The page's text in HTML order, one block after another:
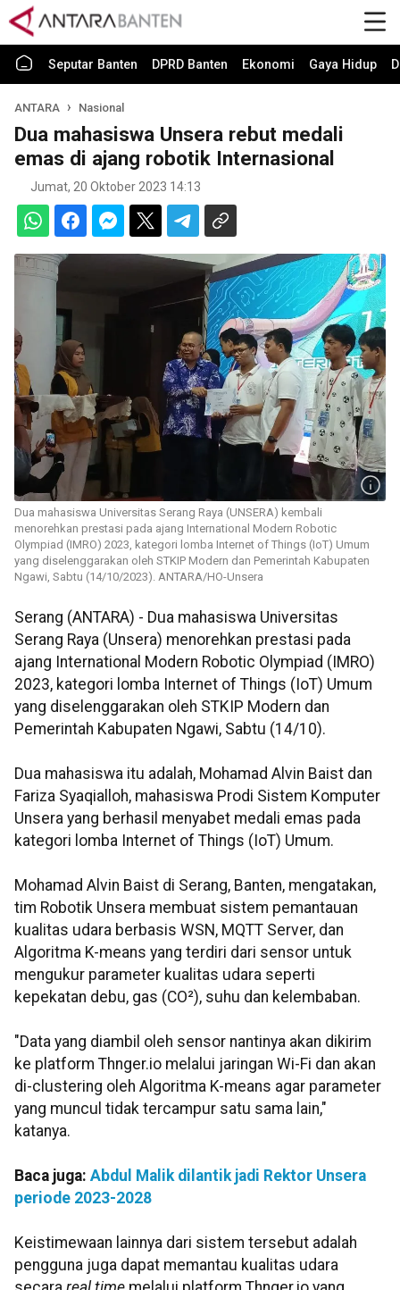
Seputar Banten DPRD Banten Ekonomi Gaya Hidup
ANTARA Nasional
Dua mahasiswa Unsera rebut medali
emas di ajang robotik Internasional
Jumat, 20 Oktober 2023 14:13
Dua mahasiswa Universitas Serang Raya (UNSERA) kembali
menorehkan prestasi pada ajang International Modern Robotic
Olympiad (IMRO) 2023, kategori lomba Internet of Things (IoT) Umum
yang diselenggarakan oleh STKIP Modern dan Pemerintah Kabupaten
Ngawi, Sabtu (14/10/2023). ANTARA/HO-Unsera
Serang (ANTARA) - Dua mahasiswa Universitas
Serang Raya (Unsera) menorehkan prestasi pada
ajang International Modern Robotic Olympiad (IMRO)
2023, kategori lomba Internet of Things (IoT) Umum
yang diselenggarakan oleh STKIP Modern dan
Pemerintah Kabupaten Ngawi, Sabtu (14/10).
Dua mahasiswa itu adalah, Mohamad Alvin Baist dan
Fariza Syaqialloh, mahasiswa Prodi Sistem Komputer
Unsera yang berhasil menyabet medali emas pada
kategori lomba Internet of Things (IoT) Umum.
Mohamad Alvin Baist di Serang, Banten, mengatakan,
tim Robotik Unsera membuat sistem pemantauan
kualitas udara berbasis WSN, MQTT Server, dan
Algoritma K-means yang terdiri dari sensor untuk
mengukur parameter kualitas udara seperti
kepekatan debu, gas (CO²), suhu dan kelembaban.
"Data yang diambil oleh sensor nantinya akan dikirim
ke platform Thnger.io melalui jaringan Wi-Fi dan akan
di-clustering oleh Algoritma K-means agar parameter
yang muncul tidak tercampur satu sama lain,"
katanya.
Baca juga: Abdul Malik dilantik jadi Rektor Unsera
periode 2023-2028
Keistimewaan lainnya dari sistem tersebut adalah
pengguna juga dapat memantau kualitas udara